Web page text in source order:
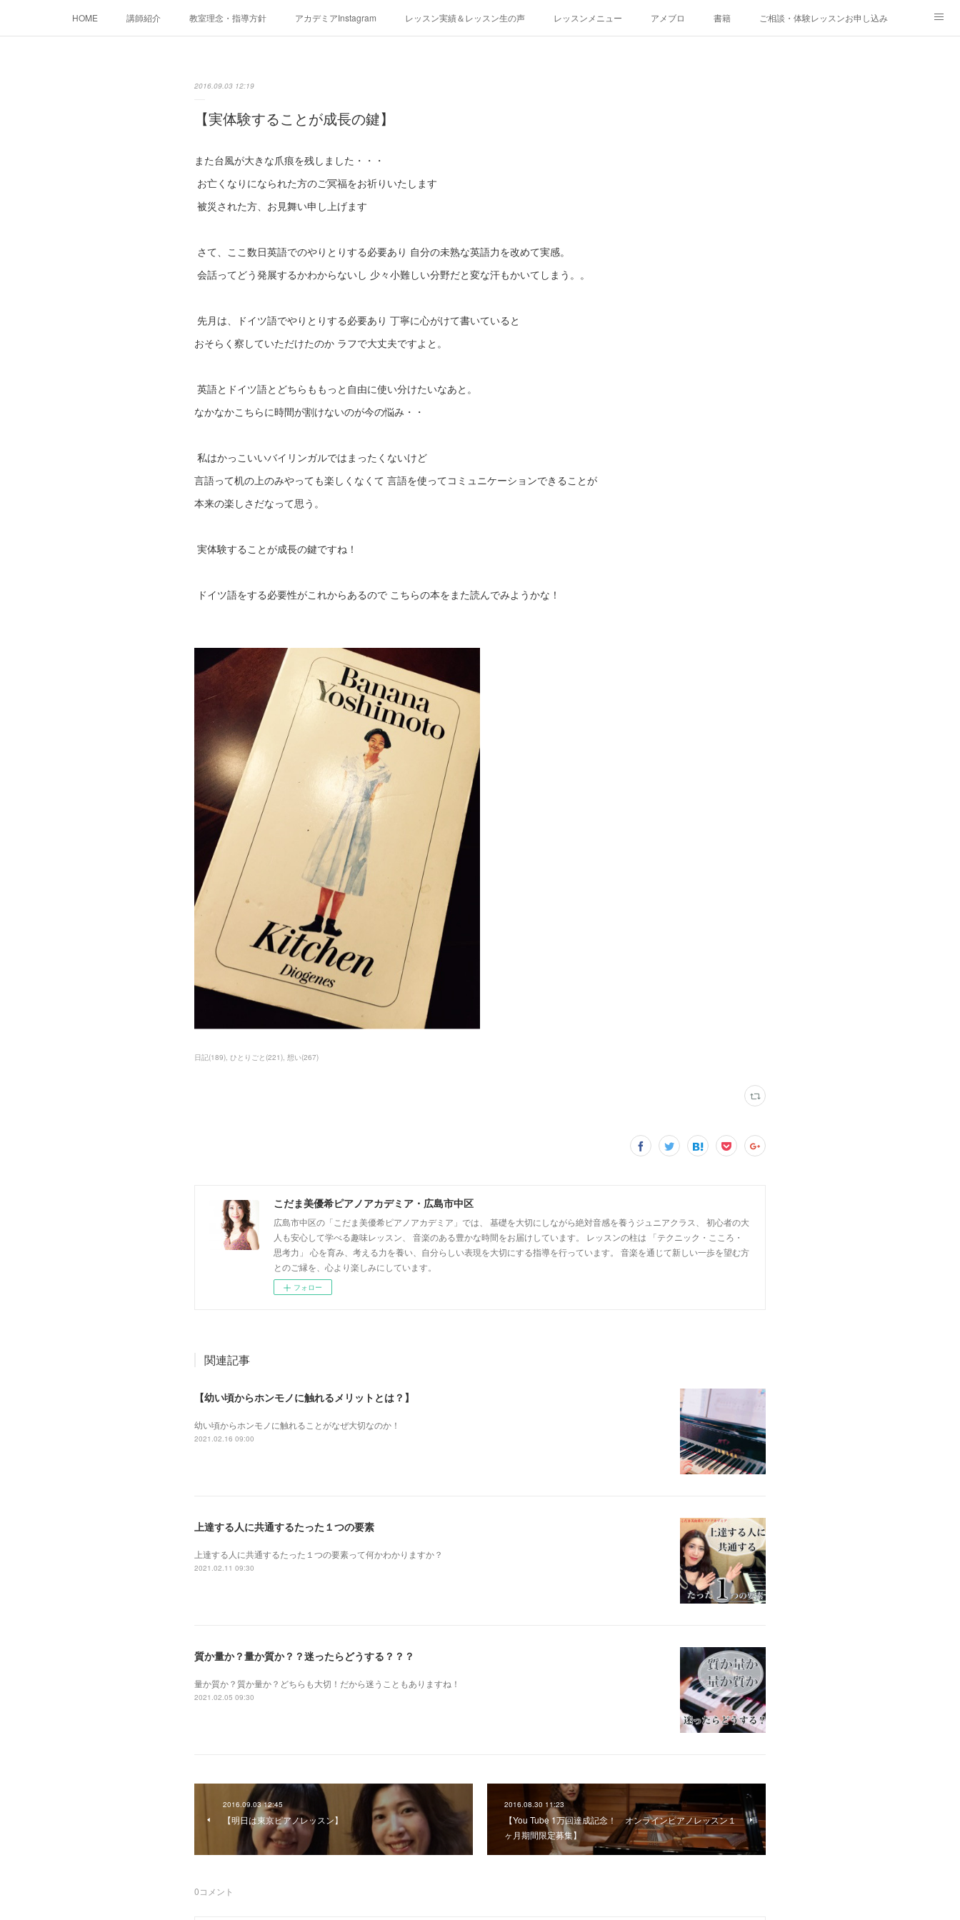
HOME 講師紹介 教室理念・指導方針 アカデミアInstagram レッスン実績＆レッスン生の声 レッスンメニュー アメブロ 書籍 ご相談・体験レッスンお申し込み
2016.09.03 12:19
【実体験することが成長の鍵】
また台風が大きな爪痕を残しました・・・
お亡くなりになられた方のご冥福をお祈りいたします
被災された方、お見舞い申し上げます
さて、ここ数日英語でのやりとりする必要あり 自分の未熟な英語力を改めて実感。
会話ってどう発展するかわからないし 少々小難しい分野だと変な汗もかいてしまう。。
先月は、ドイツ語でやりとりする必要あり 丁寧に心がけて書いていると
おそらく察していただけたのか ラフで大丈夫ですよと。
英語とドイツ語とどちらももっと自由に使い分けたいなあと。
なかなかこちらに時間が割けないのが今の悩み・・
私はかっこいいバイリンガルではまったくないけど
言語って机の上のみやっても楽しくなくて 言語を使ってコミュニケーションできることが
本来の楽しさだなって思う。
実体験することが成長の鍵ですね！
ドイツ語をする必要性がこれからあるので こちらの本をまた読んでみようかな！
日記(189) ひとりごと (221) 想い(267)
こだま美優希ピアノアカデミア・広島市中区
広島市中区の「こだま美優希ピアノアカデミア」では、 基礎を大切にしながら絶対音感を養うジュニアクラス、 初心者の大
人も安心して学べる趣味レッスン、 音楽のある豊かな時間をお届けしています。 レッスンの柱は 「テクニック・こころ・
思考力」 心を育み、考える力を養い、自分らしい表現を大切にする指導を行っています。 音楽を通じて新しい一歩を望む方
とのご縁を、心より楽しみにしています。
フォロー
関連記事
【幼い頃からホンモノに触れるメリットとは？】
幼い頃からホンモノに 触れることがなぜ大切なのか！
2021.02.16 09:00
上達する人に共通するたった１つの要素
上達する人に共通するたった１つの要素って何かわかりますか？
2021.02.11 09:30
質か量か？量か質か？？迷ったらどうする？？？
量か質か？ 質か量か？ どちらも大切！だから迷うこともありますね！
2021.02.05 09:30
2016.09.03 12:45
【明日は東京ピアノレッスン】
2016.08.30 11:23
【You Tube 1万回達成記念！ オンラインピアノレッスン１
ヶ月期間限定募集】
0コメント